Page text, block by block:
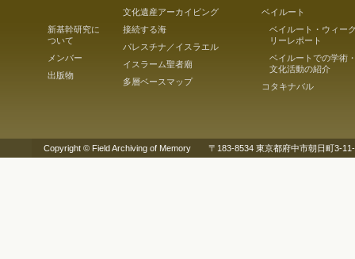
新基幹研究に
ついて
メンバー
出版物
文化遺産アーカイビング
接続する海
パレスチナ／イスラエル
イスラーム聖者廟
多層ベースマップ
ベイルート
ベイルート・ウィー
リーレポート
ベイルートでの学術
文化活動の紹介
コタキナバル
Copyright © Field Archiving of Memory 〒183-8534 東京都府中市朝日町3-